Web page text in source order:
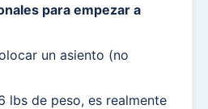
para empezar a
un asiento (no
lbs de peso, es realmente